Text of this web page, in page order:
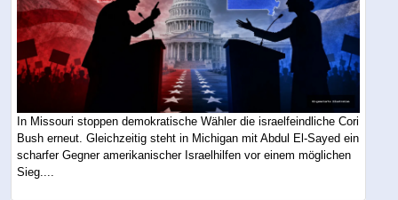
In Missouri stoppen demokratische Wähler die israelfeindliche Cori
Bush erneut. Gleichzeitig steht in Michigan mit Abdul El-Sayed ein
scharfer Gegner amerikanischer Israelhilfen vor einem möglichen
Sieg....